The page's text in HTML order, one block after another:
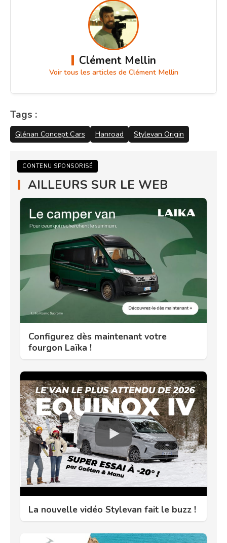
Clément Mellin
Voir tous les articles de Clément Mellin
Tags :
Glénan Concept Cars Hanroad Stylevan Origin
CONTENU SPONSORISÉ
AILLEURS SUR LE WEB
Configurez dès maintenant votre
fourgon Laïka !
La nouvelle vidéo Stylevan fait le buzz !